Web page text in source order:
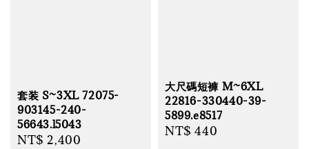
套装 S~3XL 72075-
903145-240-
56643.l5043
Regular
NT$ 2,400
大尺碼短褲 M~6XL
22816-330440-39-
5899.e8517
Regular
NT$ 440